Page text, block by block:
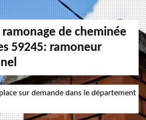
ramonage de cheminée
59245: ramoneur
sur demande dans le département